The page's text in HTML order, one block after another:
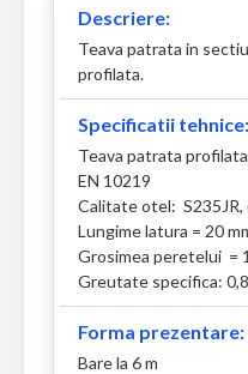
Descriere:
Teava patrata in
profilata.
Specificatii tehnice:
Teava patrata
EN 10219
Calitate otel: S235JR,
Lungime latura = 20
Grosimea peretelui =
Greutate specifica:
Forma prezentare:
Bare la 6 m